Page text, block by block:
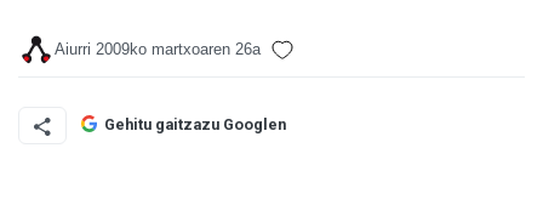
Aiurri 2009ko martxoaren 26a
Gehitu gaitzazu Googlen